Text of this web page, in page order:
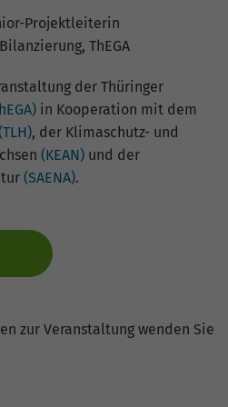
Projektleiterin
ThEGA
der Thüringer
in Kooperation mit dem
, der Klimaschutz- und
(KEAN) und der
(SAENA).
zur Veranstaltung wenden Sie
der Website zu verfolgen.
speichern Informationen
Nummer zu, um eindeutige
zu identifizieren.
darüber zu speichern,